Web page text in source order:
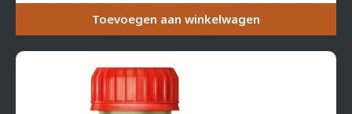
Toevoegen aan winkelwagen